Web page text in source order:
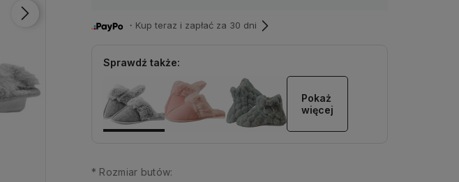
・Kup teraz i zapłać za 30 dni
Sprawdź także:
Pokaż
więcej
* Rozmiar butów: